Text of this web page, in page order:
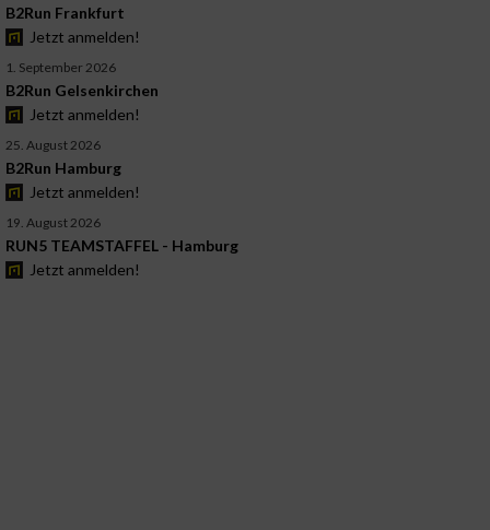
B2Run Frankfurt
Jetzt anmelden!
1. September 2026
B2Run Gelsenkirchen
Jetzt anmelden!
25. August 2026
B2Run Hamburg
Jetzt anmelden!
19. August 2026
RUN5 TEAMSTAFFEL - Hamburg
Jetzt anmelden!